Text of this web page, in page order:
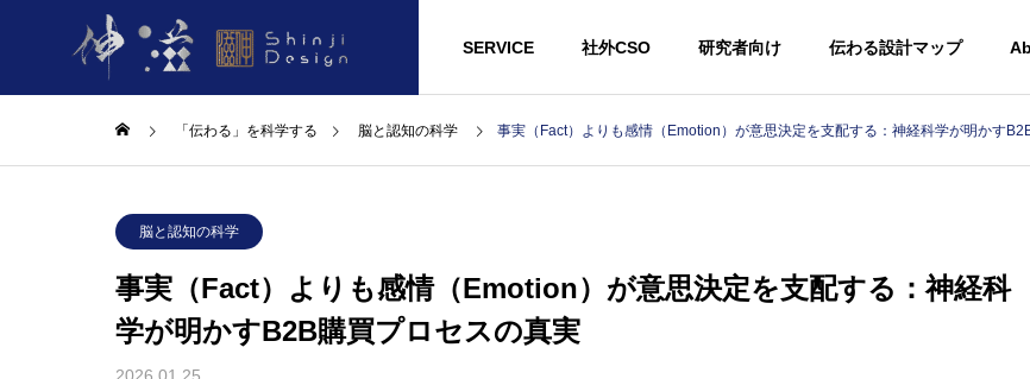
HOME SERVICE 社外CSO 研究者向け 伝わる設計マップ
「伝わる」を科学する 脳と認知の科学 事実（Fact）よりも感情（Emotion）が意思決定を支配する：神経科学が明かす
脳と認知の科学
事実（Fact）よりも感情（Emotion）が意思決定を支配する：神経科
学が明かすB2B購買プロセスの真実